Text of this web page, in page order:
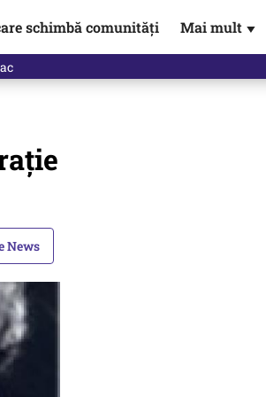
schimbă comunități Mai mult ▼
News